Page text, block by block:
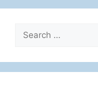
Search
for: